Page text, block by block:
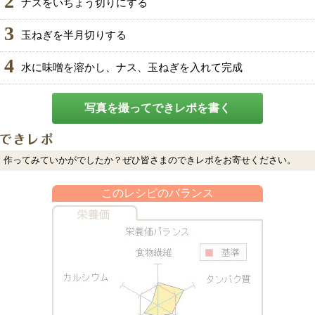
ナスをいちょう切りにする
3 玉ねぎを半月切りする
4 水に味噌を溶かし、ナス、玉ねぎを入れて完成
写真を撮ってできレポを書く
作ってみていかがでしたか？ぜひ皆さまのできレポをお寄せください。
このレシピのバランス